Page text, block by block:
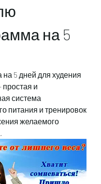
на 5
5 дней для худения
простая и
система
питания и тренировок
желаемого